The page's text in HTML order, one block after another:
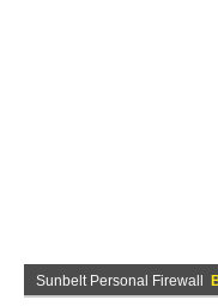
Sunbelt Personal Firewall